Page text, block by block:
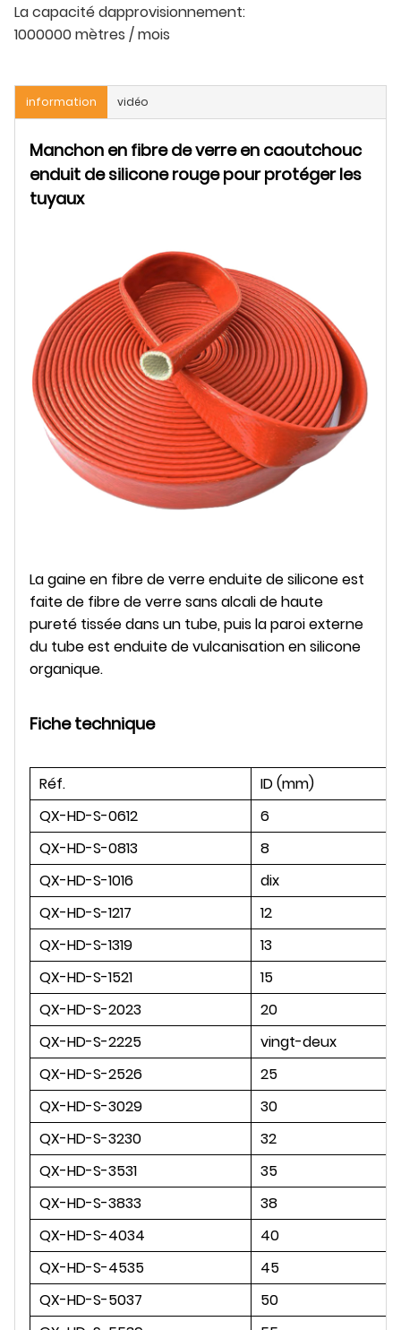
La capacité dapprovisionnement:
1000000 mètres / mois
information vidéo
Manchon en fibre de verre en caoutchouc
enduit de silicone rouge pour protéger les
tuyaux
La gaine en fibre de verre enduite de silicone est
faite de fibre de verre sans alcali de haute
pureté tissée dans un tube, puis la paroi externe
du tube est enduite de vulcanisation en silicone
organique.
Fiche technique
Réf.
ID (mm)
QX-HD-S-0612
6
QX-HD-S-0813
8
QX-HD-S-1016
dix
QX-HD-S-1217
12
QX-HD-S-1319
13
QX-HD-S-1521
15
QX-HD-S-2023
20
QX-HD-S-2225
vingt-deux
QX-HD-S-2526
25
QX-HD-S-3029
30
QX-HD-S-3230
32
QX-HD-S-3531
35
QX-HD-S-3833
38
QX-HD-S-4034
40
QX-HD-S-4535
45
QX-HD-S-5037
50